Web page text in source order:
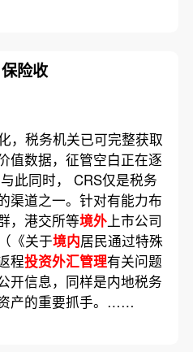
险收
，税务机关已可完整获取
值数据，征管空白正在逐
此同时， CRS仅是税务
渠道之一。针对有能力布
，港交所等境外上市公司
《关于境内居民通过特殊
程投资外汇管理有关问题
开信息，同样是内地税务
产的重要抓手。……